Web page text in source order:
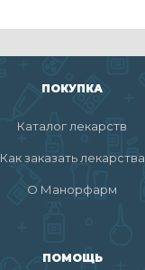
ПОКУПКА
Каталог лекарств
Как заказать лекарства
О Манорфарм
ПОМОЩЬ